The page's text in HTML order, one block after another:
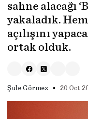
sahne alacağı
yakaladık.
açılışını
ortak olduk.
Şule Görmez • 20 Oct